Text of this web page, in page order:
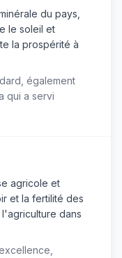
du pays,
le soleil et
la prospérité à
également
qui a servi
agricole et
et la fertilité des
dans